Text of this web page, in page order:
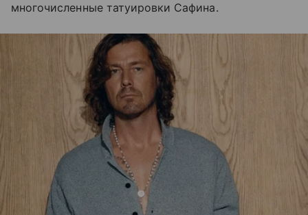
многочисленные татуировки Сафина.